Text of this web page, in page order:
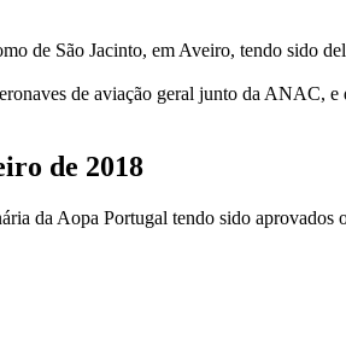
de São Jacinto, em Aveiro, tendo sido
de aviação geral junto da ANAC,
de 2018
da Aopa Portugal tendo sido